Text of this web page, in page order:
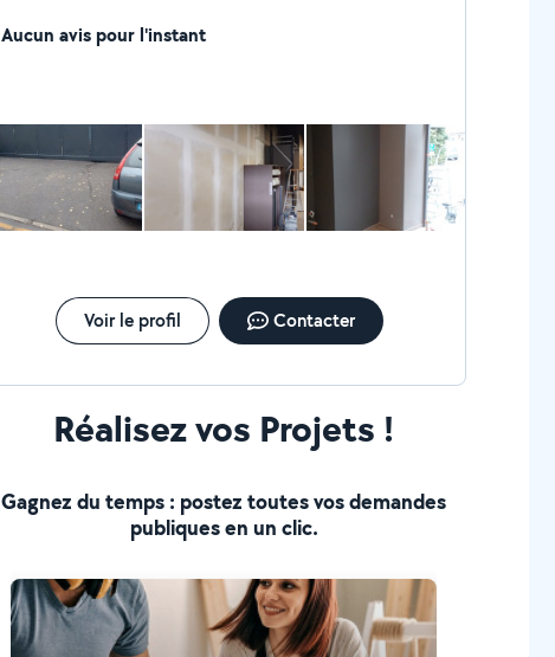
Aucun avis pour l'instant
Voir le profil Contacter
Réalisez vos Projets !
Gagnez du temps : postez toutes vos demandes
publiques en un clic.